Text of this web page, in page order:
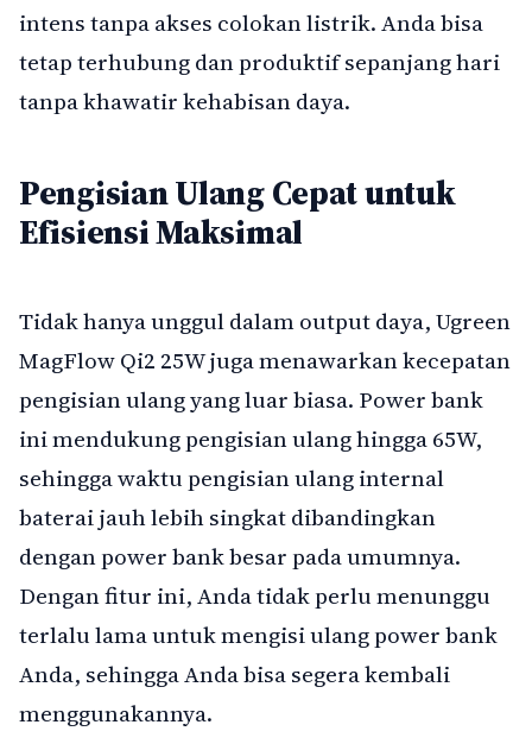
intens tanpa akses colokan listrik. Anda bisa
tetap terhubung dan produktif sepanjang hari
tanpa khawatir kehabisan daya.
Pengisian Ulang Cepat untuk
Efisiensi Maksimal
Tidak hanya unggul dalam output daya, Ugreen
MagFlow Qi2 25W juga menawarkan kecepatan
pengisian ulang yang luar biasa. Power bank
ini mendukung pengisian ulang hingga 65W,
sehingga waktu pengisian ulang internal
baterai jauh lebih singkat dibandingkan
dengan power bank besar pada umumnya.
Dengan fitur ini, Anda tidak perlu menunggu
terlalu lama untuk mengisi ulang power bank
Anda, sehingga Anda bisa segera kembali
menggunakannya.